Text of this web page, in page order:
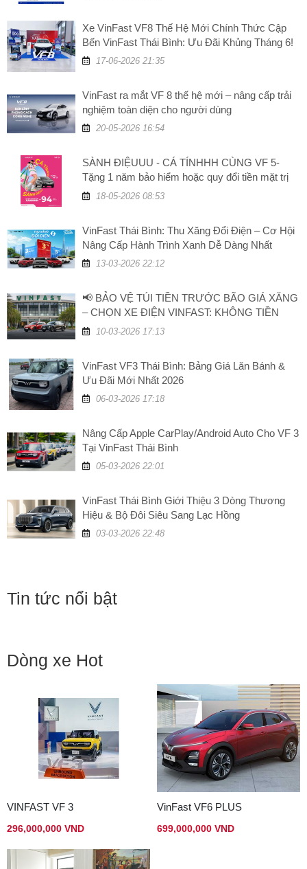
Tin tức nổi bật
Dòng xe Hot
VINFAST VF 3
296,000,000 VND
VinFast VF6 PLUS
699,000,000 VND
Xe VinFast VF8 Thế Hệ Mới Chính Thức Cập
Bến VinFast Thái Bình: Ưu Đãi Khủng Tháng 6!
17-06-2026 21:35
VinFast ra mắt VF 8 thế hệ mới – nâng cấp trải
nghiệm toàn diện cho người dùng
20-05-2026 16:54
SÀNH ĐIỆUUU - CÁ TÍNHHH CÙNG VF 5-
Tặng 1 năm bảo hiểm hoặc quy đổi tiền mặt trị
giá 5 triệu đồng
18-05-2026 08:53
VinFast Thái Bình: Thu Xăng Đổi Điện – Cơ Hội
Nâng Cấp Hành Trình Xanh Dễ Dàng Nhất
13-03-2026 22:12
📢 BẢO VỆ TÚI TIỀN TRƯỚC BÃO GIÁ XĂNG
– CHỌN XE ĐIỆN VINFAST: KHÔNG TIỀN
XĂNG, TĂNG GIÁ TRỊ!
10-03-2026 17:13
VinFast VF3 Thái Bình: Bảng Giá Lăn Bánh &
Ưu Đãi Mới Nhất 2026
06-03-2026 17:18
Nâng Cấp Apple CarPlay/Android Auto Cho VF 3
Tại VinFast Thái Bình
05-03-2026 22:01
VinFast Thái Bình Giới Thiệu 3 Dòng Thương
Hiệu & Bộ Đôi Siêu Sang Lạc Hồng
03-03-2026 22:48